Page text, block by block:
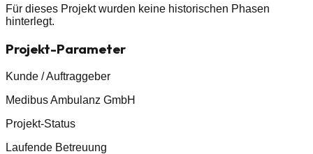
Für dieses Projekt wurden keine historischen Phasen
hinterlegt.
Projekt-Parameter
Kunde / Auftraggeber
Medibus Ambulanz GmbH
Projekt-Status
Laufende Betreuung